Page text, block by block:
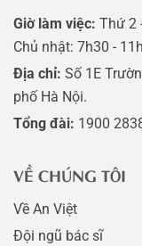
Giờ làm việc: Thứ 2
Chủ nhật: 7h30 -
Địa chỉ: Số 1E
phố Hà Nội.
Tổng đài: 1900
VỀ CHÚNG TÔI
Về An Việt
Đội ngũ bác sĩ